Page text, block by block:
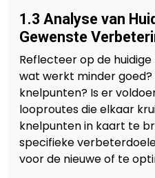
1.3 Analyse van
Gewenste
Reflecteer op de
wat werkt minder
knelpunten? Is er
looproutes die elkaar
knelpunten in kaart te
specifieke
voor de nieuwe of te